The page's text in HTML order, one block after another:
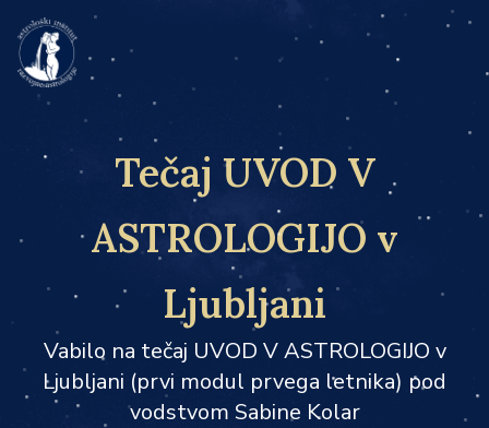
Tečaj UVOD V
ASTROLOGIJO v
Ljubljani
Vabilo na tečaj UVOD V ASTROLOGIJO v
Ljubljani (prvi modul prvega letnika) pod
vodstvom Sabine Kolar